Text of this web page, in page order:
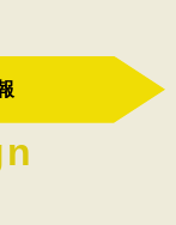
に見つめなが
として扱いま
n